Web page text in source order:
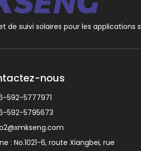
suivi solaires pour les
nous
592-5777971
592-5795673
: No.1021-6, route Xiangbei, rue